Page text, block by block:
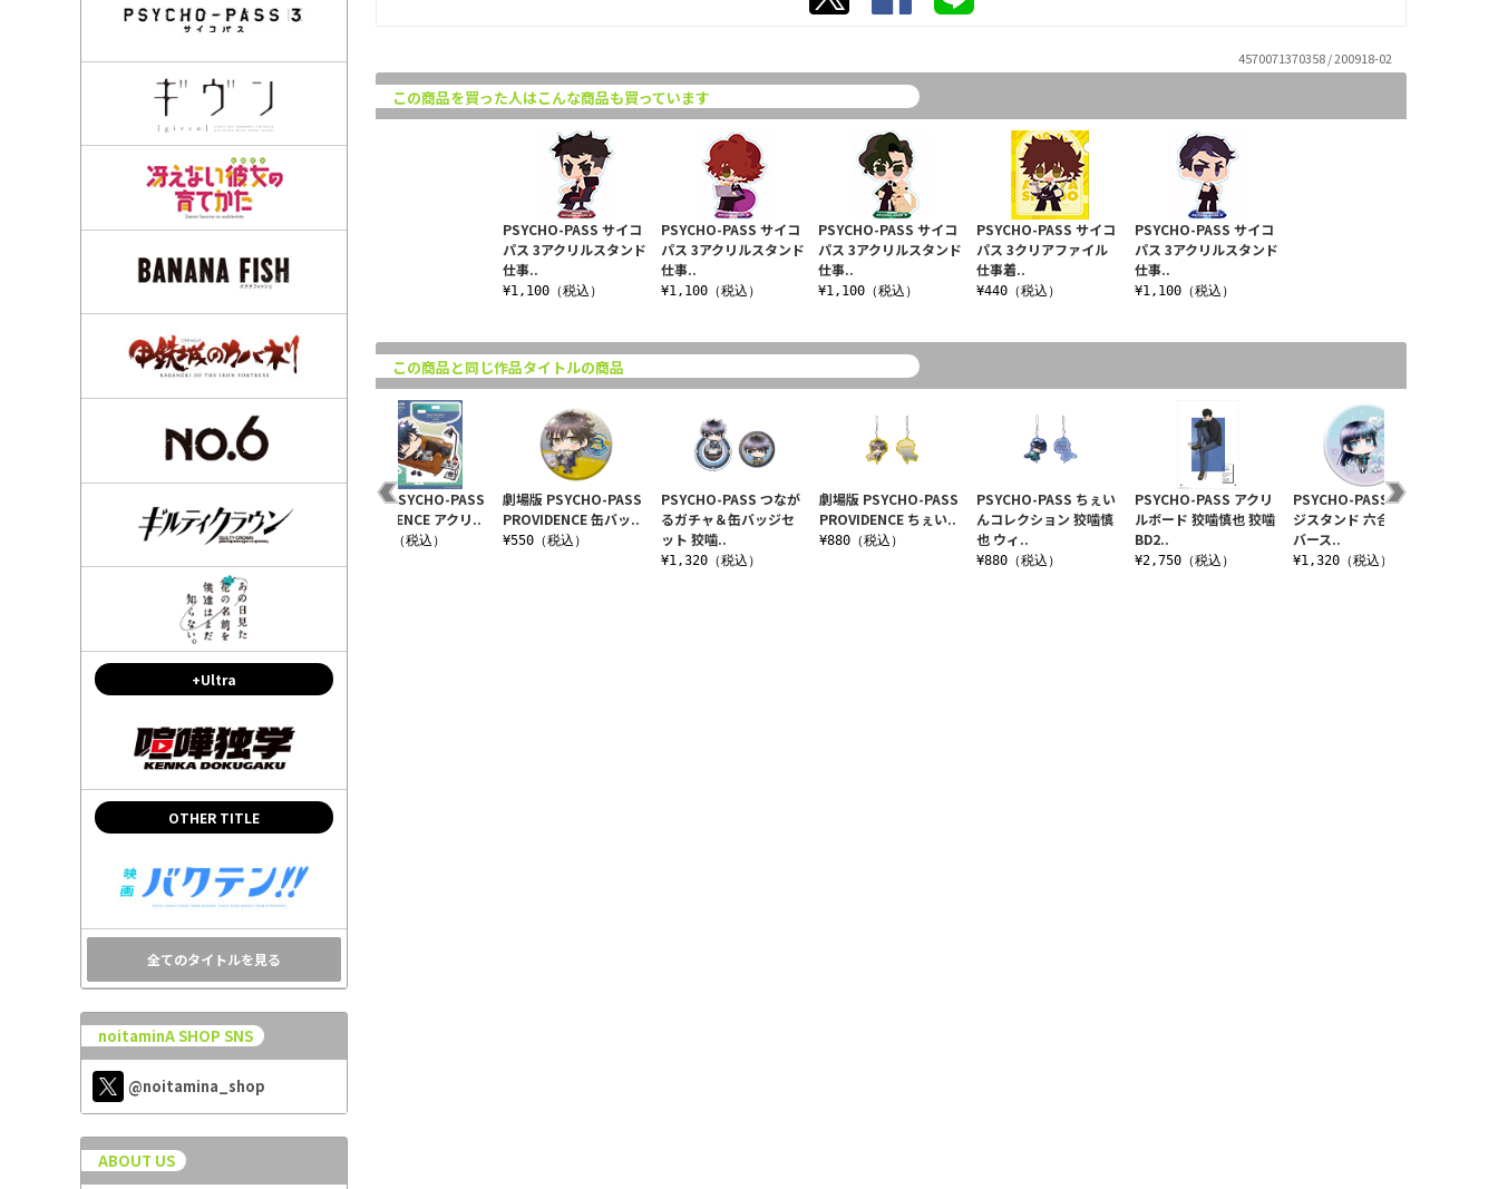
+Ultra
OTHER TITLE
全てのタイトルを見る
noitaminA SHOP SNS
@noitamina_shop
ABOUT US
4570071370358 / 200918-02
この商品を買った人はこんな商品も買っています
PSYCHO-PASS サイコ
パス 3アクリルスタンド
仕事..
¥1,100（税込）
PSYCHO-PASS サイコ
パス 3クリアファイル
仕事着..
¥440（税込）
PSYCHO-PASS サイコ
パス 3アクリルスタンド
仕事..
¥1,100（税込）
PSYCHO-PASS サイコ
パス 3アクリルスタンド
仕事..
¥1,100（税込）
PSYCHO-PASS サイコ
パス 3アクリルスタンド
仕事..
¥1,100（税込）
この商品と同じ作品タイトルの商品
劇場版 PSYCHO-PASS
PROVIDENCE ちぇい..
¥880（税込）
PSYCHO-PASS ちぇい
んコレクション 狡噛慎
也 ウィ..
¥880（税込）
PSYCHO-PASS アクリ
ルボード 狡噛慎也 狡噛
BD2..
¥2,750（税込）
PSYCHO-PASS 缶バッ
ジスタンド 六合塚弥生
バース..
¥1,320（税込）
パス 3アクリルスタンド
PROVIDENCE アクリ
ル..
劇場版 PSYCHO-PASS
PROVIDENCE アクリ..
¥1,430（税込）
劇場版 PSYCHO-PASS
PROVIDENCE 缶バッ..
¥550（税込）
PSYCHO-PASS つなが
るガチャ＆缶バッジセ
ット 狡噛..
¥1,320（税込）